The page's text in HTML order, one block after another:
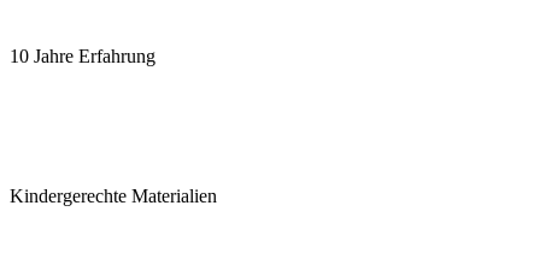
10 Jahre Erfahrung
Kindergerechte Materialien